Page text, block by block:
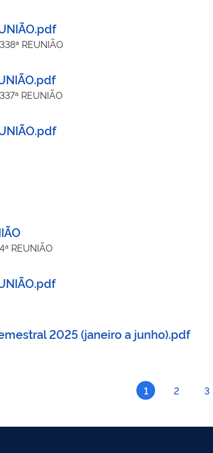
REUNIÃO
REUNIÃO
REUNIÃO
2025 (janeiro a junho).pdf
1 2 3